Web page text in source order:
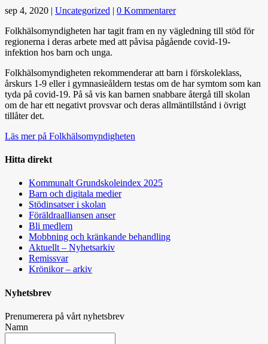
sep 4, 2020 | Uncategorized | 0 Kommentarer
Folkhälsomyndigheten har tagit fram en ny vägledning till stöd för
regionerna i deras arbete med att påvisa pågående covid-19-
infektion hos barn och unga.
Folkhälsomyndigheten rekommenderar att barn i förskoleklass,
årskurs 1-9 eller i gymnasieåldern testas om de har symtom som kan
tyda på covid-19. På så vis kan barnen snabbare återgå till skolan
om de har ett negativt provsvar och deras allmäntillstånd i övrigt
tillåter det.
Läs mer på Folkhälsomyndigheten
Hitta direkt
Kommunalt Grundskoleindex 2025
Barn och digitala medier
Stödinsatser i skolan
Föräldraalliansen anser
Bli medlem
Mobbning och kränkande behandling
Aktuellt – Nyhetsarkiv
Remissvar
Krönikor – arkiv
Nyhetsbrev
Prenumerera på vårt nyhetsbrev
Namn